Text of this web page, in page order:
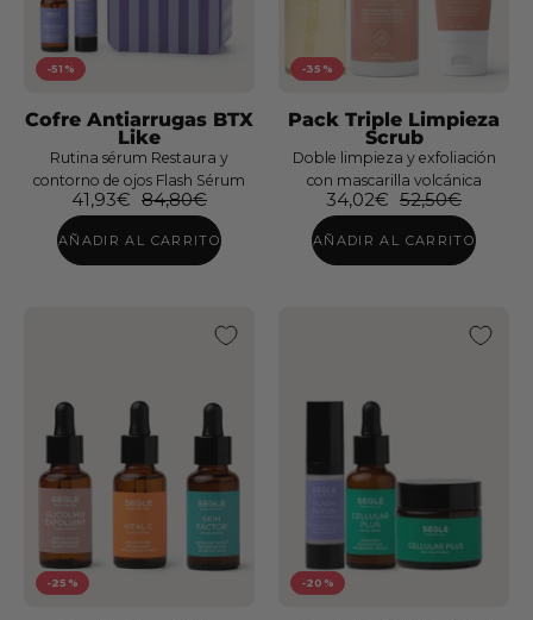
Cofre
Cofre
Skin
Antiarrugas
Like
-51%
Cofre Antiarrugas BTX
Like
Rutina sérum Restaura y
contorno de ojos Flash Sérum
41,93€ 84,80€
AÑADIR AL CARRITO
-35%
Pack Triple Limpieza
Scrub
Doble limpieza y exfoliación
con mascarilla volcánica
34,02€ 52,50€
AÑADIR AL CARRITO
-25% -20%